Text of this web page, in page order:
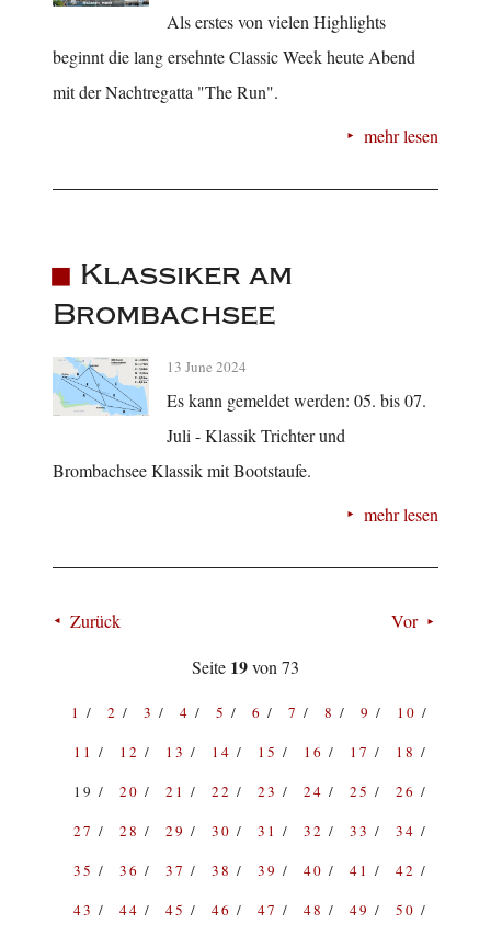
Als erstes von vielen Highlights
beginnt die lang ersehnte Classic Week heute Abend
mit der Nachtregatta "The Run".
mehr lesen
Klassiker am
Brombachsee
13 June 2024
Es kann gemeldet werden: 05. bis 07.
Juli - Klassik Trichter und
Brombachsee Klassik mit Bootstaufe.
mehr lesen
Zurück
Vor
Seite 19von 73
1 2 3 4 5 6 7 8 9
10
11
12 13 14 15 16 17
18
19
20 21 22 23 24 25
26
27
28 29 30 31 32 33
34
35
36 37 38 39 40 41
42
43
44 45 46 47 48 49 50